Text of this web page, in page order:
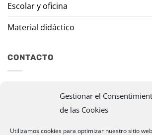
Gestionar el
de las Cookies
Utilizamos cookies para optimizar nuestro sitio
Escolar y oficina
Material didáctico
CONTACTO
murazpi@murazpi.com
948 234 436 – 623 195 518